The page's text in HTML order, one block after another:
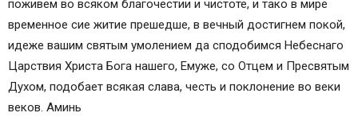
поживем во всяком благочестии и чистоте, и тако в мире
временное сие житие прешедше, в вечный достигнем покой,
идеже вашим святым умолением да сподобимся Небеснаго
Царствия Христа Бога нашего, Емуже, со Отцем и Пресвятым
Духом, подобает всякая слава, честь и поклонение во веки
веков. Аминь